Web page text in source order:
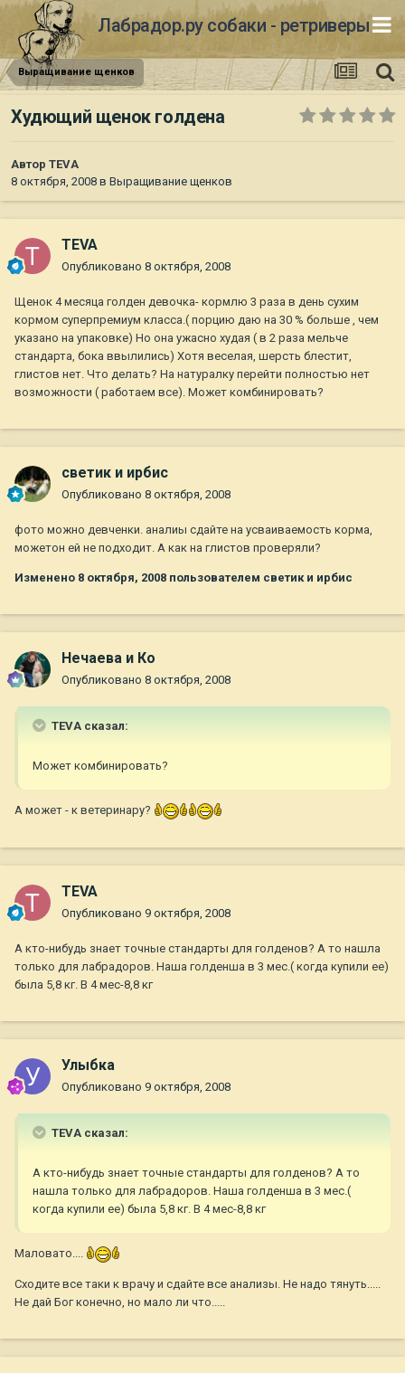
Лабрадор.ру собаки - ретриверы
Выращивание щенков
Худющий щенок голдена
Автор TEVA
8 октября, 2008 в Выращивание щенков
TEVA
Опубликовано 8 октября, 2008
Щенок 4 месяца голден девочка- кормлю 3 раза в день сухим
кормом суперпремиум класса.( порцию даю на 30 % больше , чем
указано на упаковке) Но она ужасно худая ( в 2 раза мельче
стандарта, бока ввылились) Хотя веселая, шерсть блестит,
глистов нет. Что делать? На натуралку перейти полностью нет
возможности ( работаем все). Может комбинировать?
светик и ирбис
Опубликовано 8 октября, 2008
фото можно девченки. аналиы сдайте на усваиваемость корма,
можетон ей не подходит. А как на глистов проверяли?
Изменено 8 октября, 2008 пользователем светик и ирбис
Нечаева и Ко
Опубликовано 8 октября, 2008
TEVA сказал:
Может комбинировать?
А может - к ветеринару?
TEVA
Опубликовано 9 октября, 2008
А кто-нибудь знает точные стандарты для голденов? А то нашла
только для лабрадоров. Наша голденша в 3 мес.( когда купили ее)
была 5,8 кг. В 4 мес-8,8 кг
Улыбка
Опубликовано 9 октября, 2008
TEVA сказал:
А кто-нибудь знает точные стандарты для голденов? А то
нашла только для лабрадоров. Наша голденша в 3 мес.(
когда купили ее) была 5,8 кг. В 4 мес-8,8 кг
Маловато....
Сходите все таки к врачу и сдайте все анализы. Не надо тянуть.....
Не дай Бог конечно, но мало ли что.....